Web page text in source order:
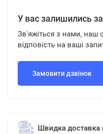
У вас залишились
Зв'яжіться з нами, наш
відповість на ваші
Замовити дзвінок
Швидка доставка